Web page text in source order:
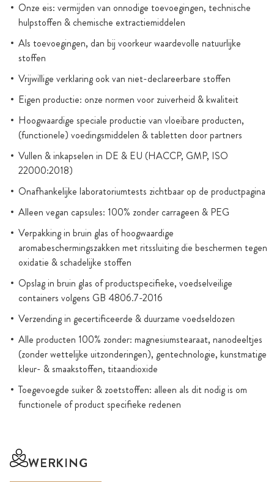
Onze eis: vermijden van onnodige toevoegingen, technische
hulpstoffen & chemische extractiemiddelen
Als toevoegingen, dan bij voorkeur waardevolle natuurlijke
stoffen
Vrijwillige verklaring ook van niet-declareerbare stoffen
Eigen productie: onze normen voor zuiverheid & kwaliteit
Hoogwaardige speciale productie van vloeibare producten,
(functionele) voedingsmiddelen & tabletten door partners
Vullen & inkapselen in DE & EU (HACCP, GMP, ISO
22000:2018)
Onafhankelijke laboratoriumtests zichtbaar op de productpagina
Alleen vegan capsules: 100% zonder carrageen & PEG
Verpakking in bruin glas of hoogwaardige
aromabeschermingszakken met ritssluiting die beschermen tegen
oxidatie & schadelijke stoffen
Opslag in bruin glas of productspecifieke, voedselveilige
containers volgens GB 4806.7-2016
Verzending in gecertificeerde & duurzame voedseldozen
Alle producten 100% zonder: magnesiumstearaat, nanodeeltjes
(zonder wettelijke uitzonderingen), gentechnologie, kunstmatige
kleur- & smaakstoffen, titaandioxide
Toegevoegde suiker & zoetstoffen: alleen als dit nodig is om
functionele of product specifieke redenen
WERKING